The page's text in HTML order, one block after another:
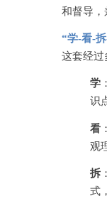
和督导，
“学-看-
这套经过
学
识
看
观
拆
式